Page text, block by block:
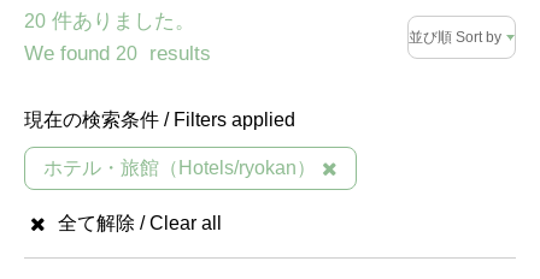
20 件ありました。
We found 20 results
並び順 Sort by
現在の検索条件 / Filters applied
ホテル・旅館（Hotels/ryokan）
全て解除 / Clear all